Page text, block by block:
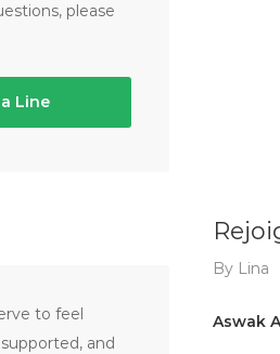
By Lina
Aswak
please
Line
to feel
and